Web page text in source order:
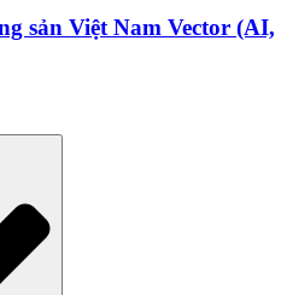
sản Việt Nam Vector (AI,